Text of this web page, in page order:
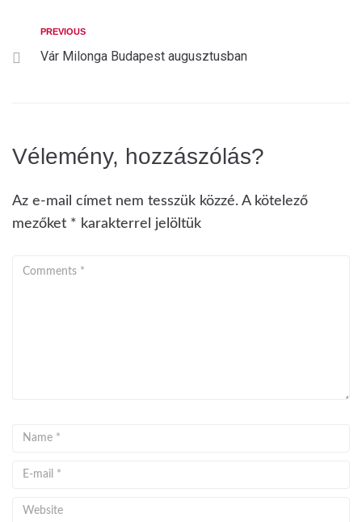
PREVIOUS
Vár Milonga Budapest augusztusban
Vélemény, hozzászólás?
Az e-mail címet nem tesszük közzé. A kötelező
mezőket * karakterrel jelöltük